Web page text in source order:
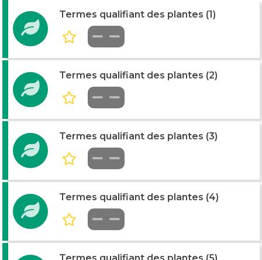
Termes qualifiant des plantes (1)
Termes qualifiant des plantes (2)
Termes qualifiant des plantes (3)
Termes qualifiant des plantes (4)